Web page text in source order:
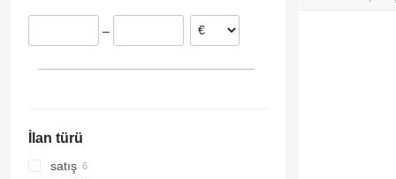
–
İlan türü
satış